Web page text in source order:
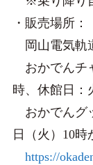
・販売場所：
岡山電気軌
おかでんチ
時、休館日：
おかでんグ
日（火）10時
https://